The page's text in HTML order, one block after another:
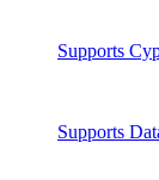
Supports
Supports